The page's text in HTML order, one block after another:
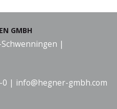
GMBH
|
0 | info@hegner-gmbh.com